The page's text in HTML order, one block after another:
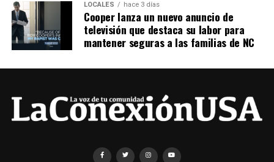
LOCALES hace 3 días
Cooper lanza un nuevo anuncio de
televisión que destaca su labor para
mantener seguras a las familias de NC